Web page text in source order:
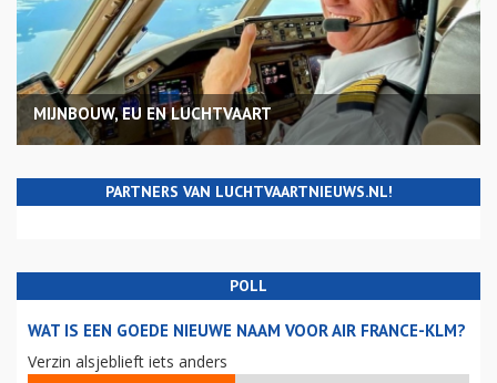
MIJNBOUW, EU EN LUCHTVAART
PARTNERS VAN LUCHTVAARTNIEUWS.NL!
POLL
WAT IS EEN GOEDE NIEUWE NAAM VOOR AIR FRANCE-KLM?
Verzin alsjeblieft iets anders